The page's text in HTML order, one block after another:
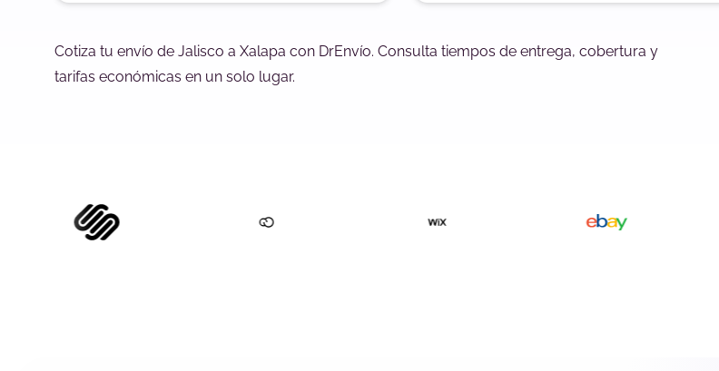
Cotiza tu envío de Jalisco a Xalapa con DrEnvío. Consulta tiempos de entrega, cobertura y
tarifas económicas en un solo lugar.